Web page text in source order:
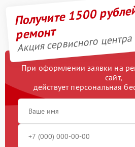
Получите 1500
ремонт
Акция сервисного
При оформлении заявки на
сайт,
действует персональная